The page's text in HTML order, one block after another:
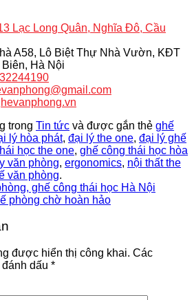
Lạc Long Quân, Nghĩa Đô, Cầu
A58, Lô Biệt Thự Nhà Vườn, KĐT
Hà Nội
trong Tin tức và được gắn thẻ ghế
lý hòa phát, đại lý the one, đại lý ghế
học the one, ghế công thái học hòa
văn phòng, ergonomics, nội thất the
văn phòng.
ghế công thái học Hà Nội
phòng chờ hoàn hảo
được hiển thị công khai. Các
dấu *